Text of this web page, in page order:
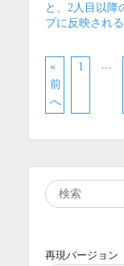
と、2人目以降
プに反映され
«
前
へ
1
再現バージョン